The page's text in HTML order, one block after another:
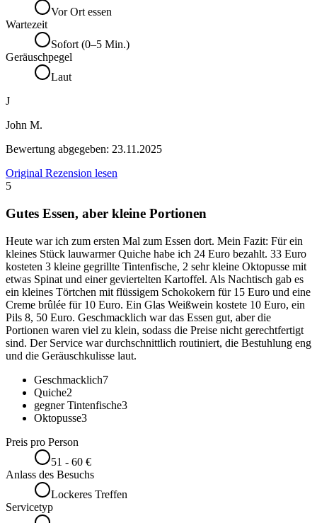
Vor Ort essen
Wartezeit
Sofort (0–5 Min.)
Geräuschpegel
Laut
J
John M.
Bewertung abgegeben: 23.11.2025
Original Rezension lesen
5
Gutes Essen, aber kleine Portionen
Heute war ich zum ersten Mal zum Essen dort. Mein Fazit: Für ein
kleines Stück lauwarmer Quiche habe ich 24 Euro bezahlt. 33 Euro
kosteten 3 kleine gegrillte Tintenfische, 2 sehr kleine Oktopusse mit
etwas Spinat und einer geviertelten Kartoffel. Als Nachtisch gab es
ein kleines Törtchen mit flüssigem Schokokern für 15 Euro und eine
Creme brûlée für 10 Euro. Ein Glas Weißwein kostete 10 Euro, ein
Pils 8, 50 Euro. Geschmacklich war das Essen gut, aber die
Portionen waren viel zu klein, sodass die Preise nicht gerechtfertigt
sind. Der Service war durchschnittlich routiniert, die Bestuhlung eng
und die Geräuschkulisse laut.
Geschmacklich7
Quiche2
gegner Tintenfische3
Oktopusse3
Preis pro Person
51 - 60 €
Anlass des Besuchs
Lockeres Treffen
Servicetyp